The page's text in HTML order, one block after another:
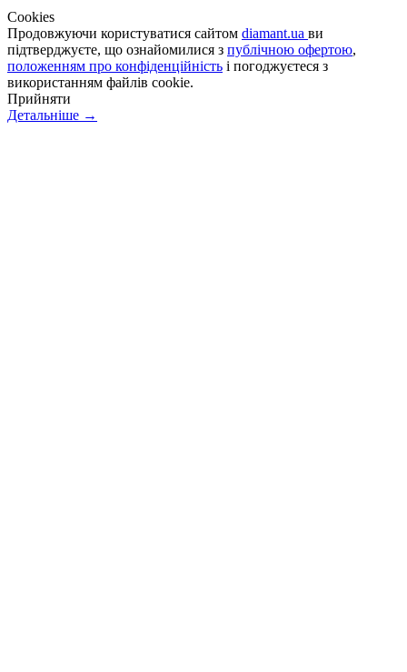
Сookies
Продовжуючи користуватися сайтом diamant.ua ви
підтверджуєте, що ознайомилися з публічною офертою,
положенням про конфіденційність і погоджуєтеся з
використанням файлів cookie.
Прийняти
Детальніше →